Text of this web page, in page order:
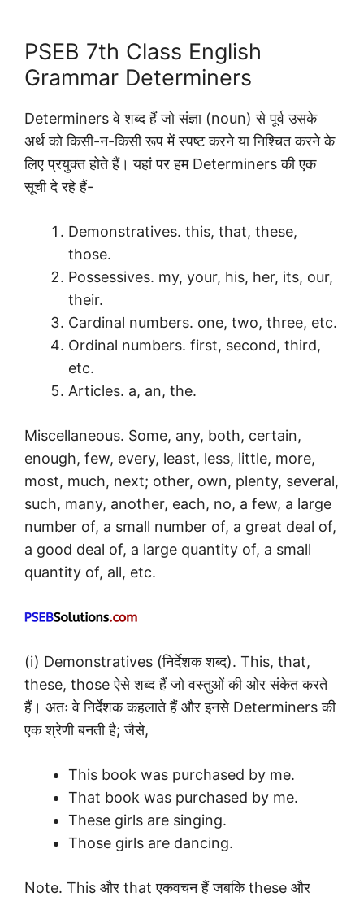
PSEB 7th Class English
Grammar Determiners
Determiners वे शब्द हैं जो संज्ञा (noun) से पूर्व उसके
अर्थ को किसी-न-किसी रूप में स्पष्ट करने या निश्चित करने के
लिए प्रयुक्त होते हैं। यहां पर हम Determiners की एक
सूची दे रहे हैं-
Demonstratives. this, that, these,
those.
Possessives. my, your, his, her, its, our,
their.
Cardinal numbers. one, two, three, etc.
Ordinal numbers. first, second, third,
etc.
Articles. a, an, the.
Miscellaneous. Some, any, both, certain,
enough, few, every, least, less, little, more,
most, much, next; other, own, plenty, several,
such, many, another, each, no, a few, a large
number of, a small number of, a great deal of,
a good deal of, a large quantity of, a small
quantity of, all, etc.
(i) Demonstratives (निर्देशक शब्द). This, that,
these, those ऐसे शब्द हैं जो वस्तुओं की ओर संकेत करते
हैं। अतः वे निर्देशक कहलाते हैं और इनसे Determiners की
एक श्रेणी बनती है; जैसे,
This book was purchased by me.
That book was purchased by me.
These girls are singing.
Those girls are dancing.
Note. This और that एकवचन हैं जबकि these और